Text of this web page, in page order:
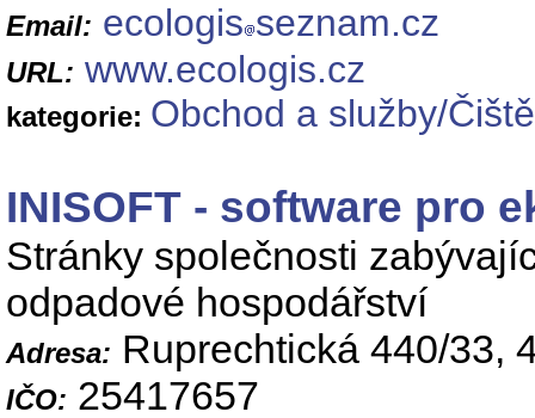
Email: ecologis seznam.cz
URL: www.ecologis.cz
kategorie: Obchod a služby/
INISOFT - software pro
Stránky společnosti
odpadové hospodářství
Adresa: Ruprechtická 440/33,
IČO: 25417657